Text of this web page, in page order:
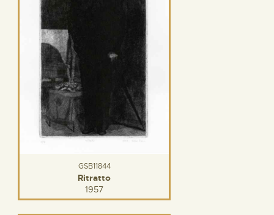
GSB11844
Ritratto
1957